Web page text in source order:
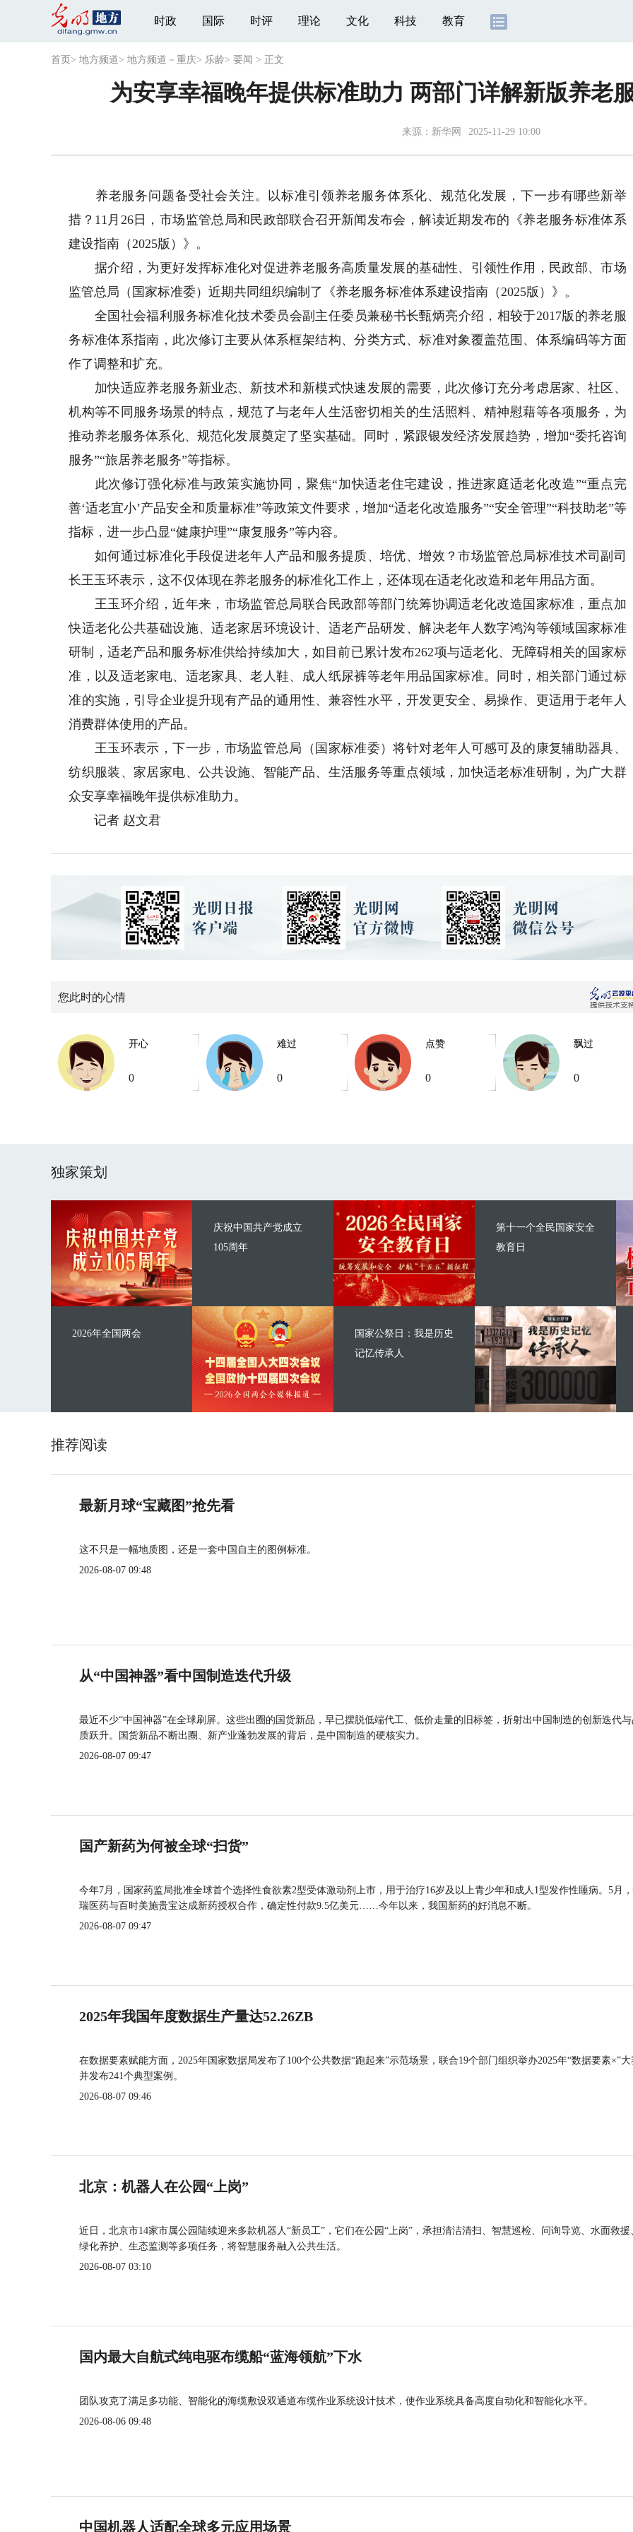
时政 国际 时评 理论 文化 科技 教育
首页 > 地方频道> 地方频道－重庆> 乐龄> 要闻 > 正文
为安享幸福晚年提供标准助力 两部门详解新版养老
来源： 新华网 2025-11-29 10:00
养老服务问题备受社会关注。以标准引领养老服务体系化、规范化发展，下一步有哪些新举
措？11月26日，市场监管总局和民政部联合召开新闻发布会，解读近期发布的《养老服务标准体系
建设指南（2025版）》。
据介绍，为更好发挥标准化对促进养老服务高质量发展的基础性、引领性作用，民政部、市场
监管总局（国家标准委）近期共同组织编制了《养老服务标准体系建设指南（2025版）》。
全国社会福利服务标准化技术委员会副主任委员兼秘书长甄炳亮介绍，相较于2017版的养老服
务标准体系指南，此次修订主要从体系框架结构、分类方式、标准对象覆盖范围、体系编码等方面
作了调整和扩充。
加快适应养老服务新业态、新技术和新模式快速发展的需要，此次修订充分考虑居家、社区、
机构等不同服务场景的特点，规范了与老年人生活密切相关的生活照料、精神慰藉等各项服务，为
推动养老服务体系化、规范化发展奠定了坚实基础。同时，紧跟银发经济发展趋势，增加“委托咨询
服务”“旅居养老服务”等指标。
此次修订强化标准与政策实施协同，聚焦“加快适老住宅建设，推进家庭适老化改造”“重点完
善‘适老宜小’产品安全和质量标准”等政策文件要求，增加“适老化改造服务”“安全管理”“科技助老”等
指标，进一步凸显“健康护理”“康复服务”等内容。
如何通过标准化手段促进老年人产品和服务提质、培优、增效？市场监管总局标准技术司副司
长王玉环表示，这不仅体现在养老服务的标准化工作上，还体现在适老化改造和老年用品方面。
王玉环介绍，近年来，市场监管总局联合民政部等部门统筹协调适老化改造国家标准，重点加
快适老化公共基础设施、适老家居环境设计、适老产品研发、解决老年人数字鸿沟等领域国家标准
研制，适老产品和服务标准供给持续加大，如目前已累计发布262项与适老化、无障碍相关的国家标
准，以及适老家电、适老家具、老人鞋、成人纸尿裤等老年用品国家标准。同时，相关部门通过标
准的实施，引导企业提升现有产品的通用性、兼容性水平，开发更安全、易操作、更适用于老年人
消费群体使用的产品。
王玉环表示，下一步，市场监管总局（国家标准委）将针对老年人可感可及的康复辅助器具、
纺织服装、家居家电、公共设施、智能产品、生活服务等重点领域，加快适老标准研制，为广大群
众安享幸福晚年提供标准助力。
记者 赵文君
您此时的心情
开心
0
难过
0
点赞
0
飘过
0
独家策划
庆祝中国共产党成立
105周年
2026年全国两会
第十一个全民国家安全
教育日
国家公祭日：我是历史
记忆传承人
推荐阅读
最新月球“宝藏图”抢先看
这不只是一幅地质图，还是一套中国自主的图例标准。
2026-08-07 09:48
从“中国神器”看中国制造迭代升级
最近不少“中国神器”在全球刷屏。这些出圈的国货新品，早已摆脱低端代工、低价走量的旧标签，折射出中国制造的创新迭代
质跃升。国货新品不断出圈、新产业蓬勃发展的背后，是中国制造的硬核实力。
2026-08-07 09:47
国产新药为何被全球“扫货”
今年7月，国家药监局批准全球首个选择性食欲素2型受体激动剂上市，用于治疗16岁及以上青少年和成人1型发作性睡病。5月
瑞医药与百时美施贵宝达成新药授权合作，确定性付款9.5亿美元……今年以来，我国新药的好消息不断。
2026-08-07 09:47
2025年我国年度数据生产量达52.26ZB
在数据要素赋能方面，2025年国家数据局发布了100个公共数据“跑起来”示范场景，联合19个部门组织举办2025年“数据要素×”大
并发布241个典型案例。
2026-08-07 09:46
北京：机器人在公园“上岗”
近日，北京市14家市属公园陆续迎来多款机器人“新员工”，它们在公园“上岗”，承担清洁清扫、智慧巡检、问询导览、水面救援
绿化养护、生态监测等多项任务，将智慧服务融入公共生活。
2026-08-07 03:10
国内最大自航式纯电驱布缆船“蓝海领航”下水
团队攻克了满足多功能、智能化的海缆敷设双通道布缆作业系统设计技术，使作业系统具备高度自动化和智能化水平。
2026-08-06 09:48
中国机器人适配全球多元应用场景